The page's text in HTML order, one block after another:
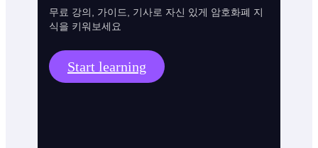
무료 강의, 가이드, 기사로 자신 있게 암호화폐 지
식을 키워보세요
Start learning